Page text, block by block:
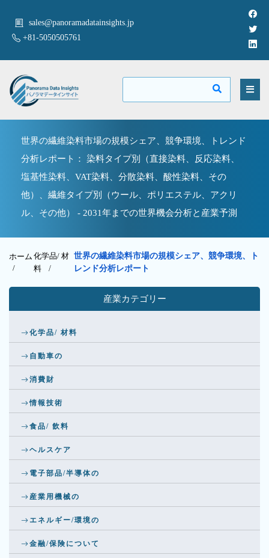
sales@panoramadatainsights.jp
+81-5050505761
世界の繊維染料市場の規模シェア、競争環境、トレンド
分析レポート： 染料タイプ別（直接染料、反応染料、
塩基性染料、VAT染料、分散染料、酸性染料、その
他）、繊維タイプ別（ウール、ポリエステル、アクリ
ル、その他） - 2031年までの世界機会分析と産業予測
ホーム
/
化学品/ 材
料/
世界の繊維染料市場の規模シェア、競争環境、ト
レンド分析レポート
産業カテゴリー
化学品/ 材料
自動車の
消費財
情報技術
食品/ 飲料
ヘルスケア
電子部品/半導体の
産業用機械の
エネルギー/環境の
金融/保険について